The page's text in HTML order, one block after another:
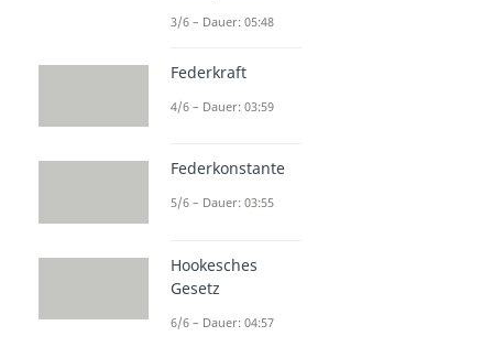
3/6 – Dauer: 05:48
Federkraft
4/6 – Dauer: 03:59
Federkonstante
5/6 – Dauer: 03:55
Hookesches
Gesetz
6/6 – Dauer: 04:57